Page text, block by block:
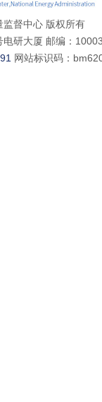
监督中心 版权所有
电研大厦 邮编：
网站标识码：